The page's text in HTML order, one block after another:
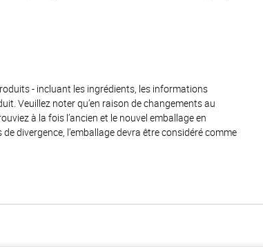
- incluant les ingrédients, les informations
Veuillez noter qu’en raison de changements au
à la fois l’ancien et le nouvel emballage en
divergence, l’emballage devra être considéré comme